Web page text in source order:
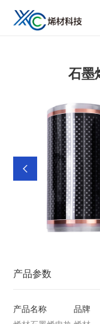
石墨

产品参数
产品名称
品牌